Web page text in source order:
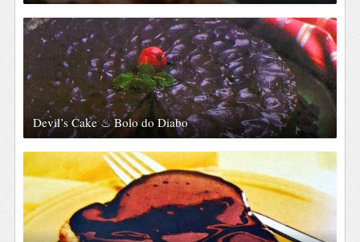
Devil’s Cake ♨ Bolo do Diabo